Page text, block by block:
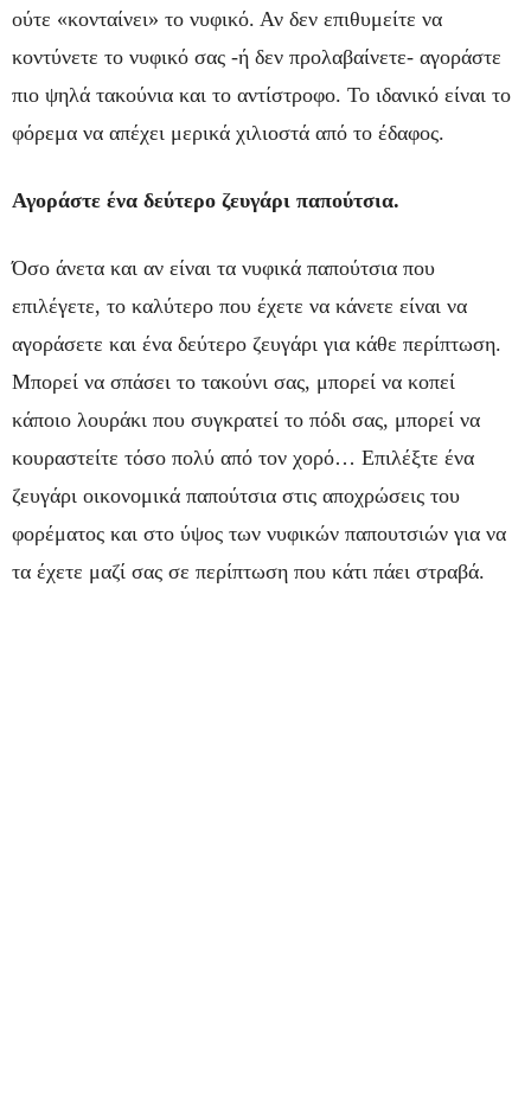
ούτε «κονταίνει» το νυφικό. Αν δεν επιθυμείτε να
κοντύνετε το νυφικό σας -ή δεν προλαβαίνετε- αγοράστε
πιο ψηλά τακούνια και το αντίστροφο. Το ιδανικό είναι το
φόρεμα να απέχει μερικά χιλιοστά από το έδαφος.
Αγοράστε ένα δεύτερο ζευγάρι παπούτσια.
Όσο άνετα και αν είναι τα νυφικά παπούτσια που
επιλέγετε, το καλύτερο που έχετε να κάνετε είναι να
αγοράσετε και ένα δεύτερο ζευγάρι για κάθε περίπτωση.
Μπορεί να σπάσει το τακούνι σας, μπορεί να κοπεί
κάποιο λουράκι που συγκρατεί το πόδι σας, μπορεί να
κουραστείτε τόσο πολύ από τον χορό… Επιλέξτε ένα
ζευγάρι οικονομικά παπούτσια στις αποχρώσεις του
φορέματος και στο ύψος των νυφικών παπουτσιών για να
τα έχετε μαζί σας σε περίπτωση που κάτι πάει στραβά.